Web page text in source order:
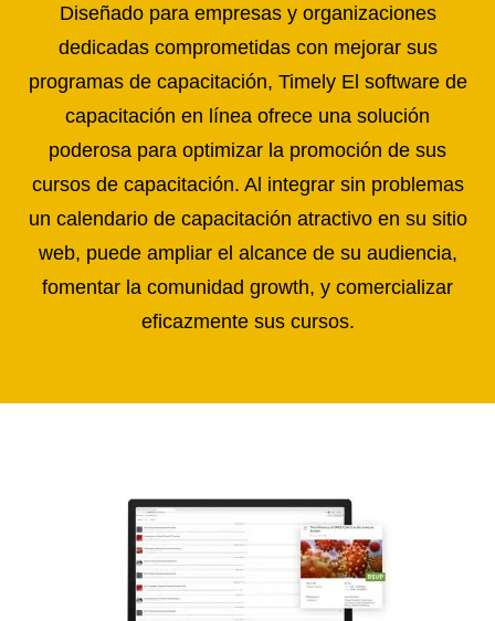
Diseñado para empresas y organizaciones
dedicadas comprometidas con mejorar sus
programas de capacitación, Timely El software de
capacitación en línea ofrece una solución
poderosa para optimizar la promoción de sus
cursos de capacitación. Al integrar sin problemas
un calendario de capacitación atractivo en su sitio
web, puede ampliar el alcance de su audiencia,
fomentar la comunidad growth, y comercializar
eficazmente sus cursos.